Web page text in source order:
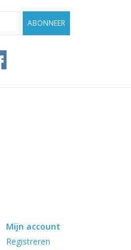
ABONNEER
Mijn account
Registreren